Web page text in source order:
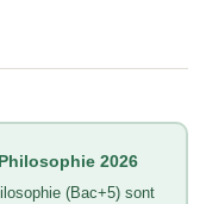
2026
(Bac+5) sont